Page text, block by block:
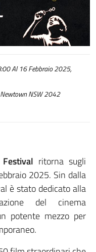
Al 16 Febbraio 2025,
NSW 2042
ritorna sugli
2025. Sin dalla
è stato dedicato alla
del cinema
potente mezzo per